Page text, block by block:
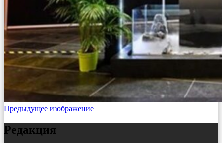
Предыдущее изображение
Редакция